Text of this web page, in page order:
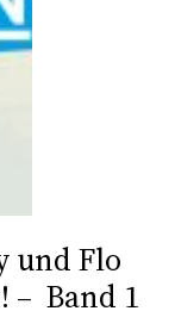
und Flo
– Band 1